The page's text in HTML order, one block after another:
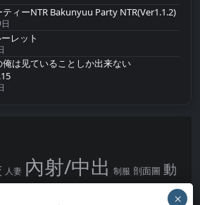
[AI] 爆乳パーティーNTR Bakunyuu Party NTR(Ver1.1.2)
レット
俺は见ていることしか出来ない
人妻 內射/中出 制服 剖面圖 動
就 學校/校園